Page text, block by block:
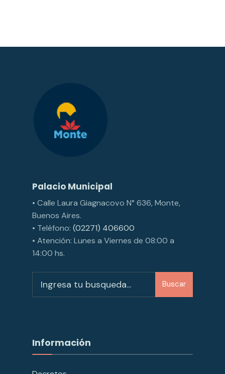
Palacio Municipal
• Calle Laura Giagnacovo N° 636, Monte,
Buenos Aires.
• Teléfono: (02271) 406600
• Atención: Lunes a Viernes de 08:00 a
14:00 hs.
Buscar
Información